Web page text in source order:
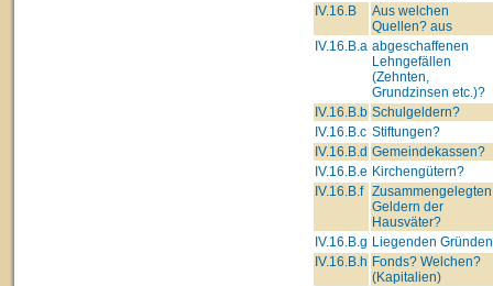
IV.16.B
Aus welchen
Quellen? aus
IV.16.B.a abgeschaffenen
Lehngefällen
(Zehnten,
Grundzinsen etc.)?
IV.16.B.b Schulgeldern?
IV.16.B.c Stiftungen?
IV.16.B.d Gemeindekassen?
IV.16.B.e Kirchengütern?
IV.16.B.f Zusammengelegten
Geldern der
Hausväter?
IV.16.B.g Liegenden
IV.16.B.h Fonds? Welchen?
(Kapitalien)